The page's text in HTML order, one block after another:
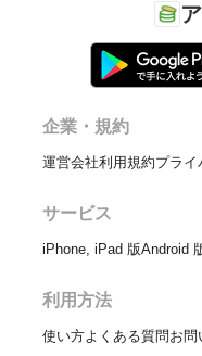
企業・規約
運営会社利用規約プライ
サービス
iPhone, iPad 版Android
利用方法
使い方よくある質問お問